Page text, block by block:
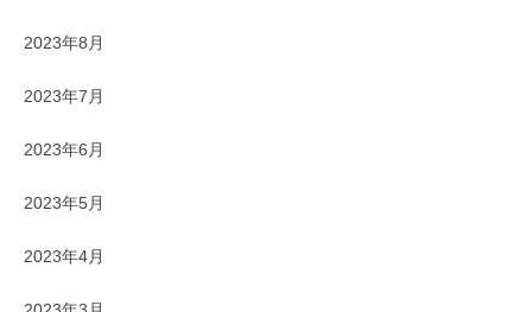
2023年8月
2023年7月
2023年6月
2023年5月
2023年4月